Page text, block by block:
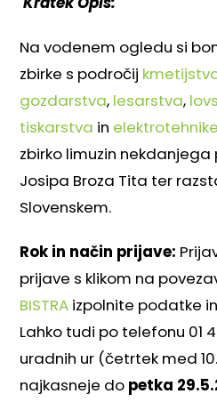
Na vodenem ogledu si
zbirke s področij
gozdarstva, lesarstva,
tiskarstva in elektrotehnike
zbirko limuzin nekdanjega
Josipa Broza Tita ter
Slovenskem.
Rok in način prijave:
prijave s klikom na
BISTRA izpolnite podatke
Lahko tudi po telefonu 01
uradnih ur (četrtek med
najkasneje do petka